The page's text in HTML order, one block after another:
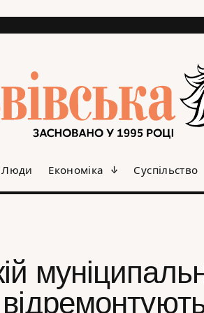
Люди Економіка Суспільство